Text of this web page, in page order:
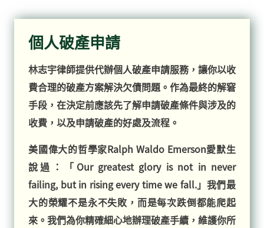
個人破產申請
林志宇律師提供代辦個人破產申請服務，讓你以收
費合理的破產方案解決欠債問題。作為最終的解窘
手段，在決定前應該先了解申請破產條件與涉及的
收費，以及申請破產的好處及流程。
美國偉大的哲學家Ralph Waldo Emerson愛默生
說過：「Our greatest glory is not in never
failing, but in rising every time we fall.」我們最
大的榮耀不是永不失敗，而是每次跌倒都能爬起
來。我們為你精確細心地辦理破產手續，維護你所